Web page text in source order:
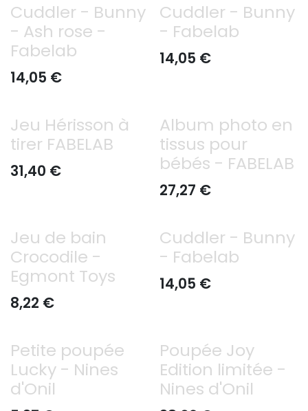
Cuddler - Bunny
- Ash rose -
Fabelab
14,05 €
Cuddler - Bunny
- Fabelab
14,05 €
Jeu Hérisson à
tirer FABELAB
31,40 €
Album photo en
tissus pour
bébés - FABELAB
27,27 €
Jeu de bain
Crocodile -
Egmont Toys
8,22 €
Cuddler - Bunny
- Fabelab
14,05 €
Petite poupée
Lucky - Nines
d'Onil
Poupée Joy
Edition limitée -
Nines d'Onil